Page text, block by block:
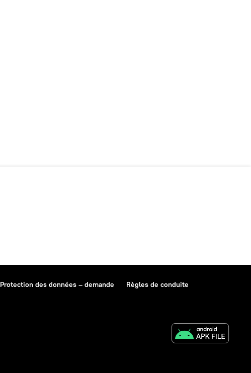
Protection des données – demande
Règles de conduite